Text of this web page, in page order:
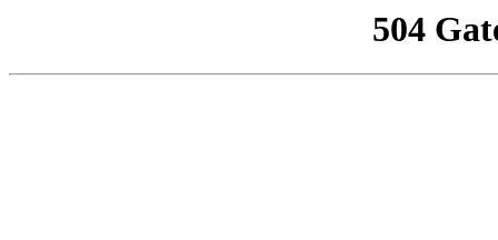
504